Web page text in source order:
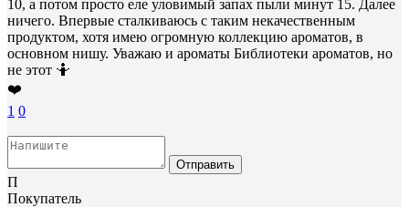
10, а потом просто еле уловимый запах пыли минут 15. Далее
ничего. Впервые сталкиваюсь с таким некачественным
продуктом, хотя имею огромную коллекцию ароматов, в
основном нишу. Уважаю и ароматы Библиотеки ароматов, но
не этот 🤷
❤️
1 0
Отправить
П
Покупатель